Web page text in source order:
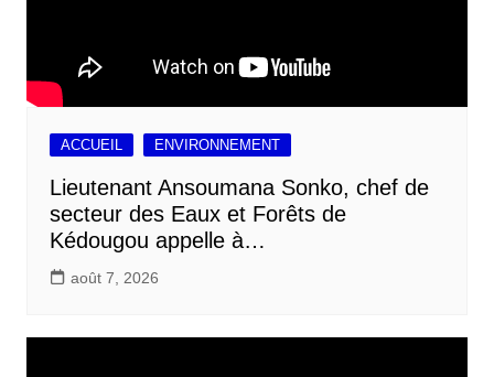
ACCUEIL ENVIRONNEMENT
Lieutenant Ansoumana Sonko, chef de
secteur des Eaux et Forêts de
Kédougou appelle à…
août 7, 2026